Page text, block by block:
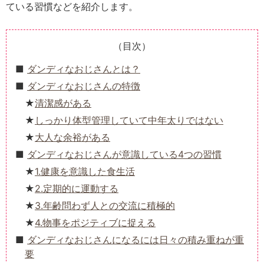
ている習慣などを紹介します。
（目次）
ダンディなおじさんとは？
ダンディなおじさんの特徴
清潔感がある
しっかり体型管理していて中年太りではない
大人な余裕がある
ダンディなおじさんが意識している4つの習慣
1.健康を意識した食生活
2.定期的に運動する
3.年齢問わず人との交流に積極的
4.物事をポジティブに捉える
ダンディなおじさんになるには日々の積み重ねが重
要